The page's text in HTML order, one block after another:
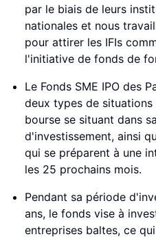
par le biais de leurs
nationales et nous
pour attirer les IFIs
l'initiative de fonds de
Le Fonds SME IPO des
deux types de
bourse se situant dans
d'investissement, ainsi
qui se préparent à une
les 25 prochains mois.
Pendant sa période
ans, le fonds vise à
entreprises baltes, ce